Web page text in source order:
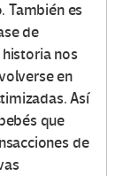
También es
de
nos
en
Así
que
de